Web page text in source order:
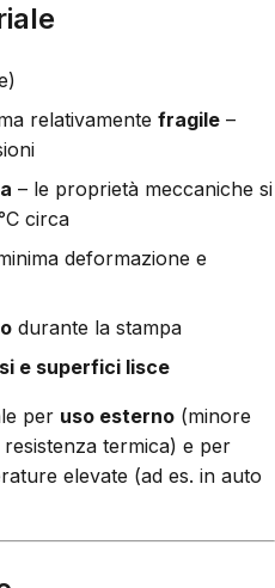
relativamente fragile –
– le proprietà meccaniche si
circa
deformazione e
durante la stampa
e superfici lisce
per uso esterno (minore
termica) e per
elevate (ad es. in auto